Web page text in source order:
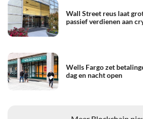
Wall Street reus laat
passief verdienen aan
Wells Fargo zet
dag en nacht open